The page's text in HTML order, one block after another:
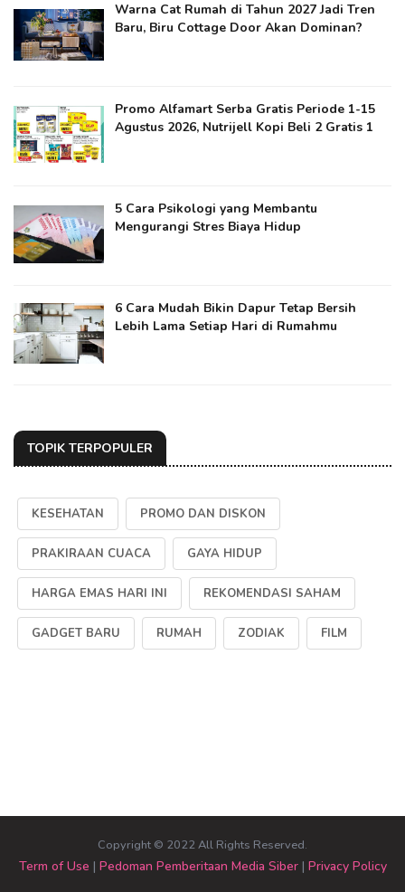
Warna Cat Rumah di Tahun 2027 Jadi Tren
Baru, Biru Cottage Door Akan Dominan?
Promo Alfamart Serba Gratis Periode 1-15
Agustus 2026, Nutrijell Kopi Beli 2 Gratis 1
5 Cara Psikologi yang Membantu
Mengurangi Stres Biaya Hidup
6 Cara Mudah Bikin Dapur Tetap Bersih
Lebih Lama Setiap Hari di Rumahmu
TOPIK TERPOPULER
KESEHATAN PROMO DAN DISKON
PRAKIRAAN CUACA GAYA HIDUP
HARGA EMAS HARI INI REKOMENDASI SAHAM
GADGET BARU RUMAH ZODIAK FILM
Copyright © 2022 All Rights Reserved.
Term of Use | Pedoman Pemberitaan Media Siber| Privacy Policy